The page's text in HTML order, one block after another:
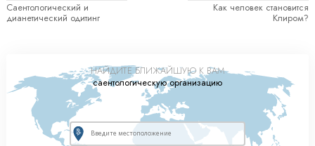
Саентологический и
дианетический одитинг
Как человек становится
Клиром?
НАЙДИТЕ БЛИЖАЙШУЮ К ВАМ
саентологическую организацию